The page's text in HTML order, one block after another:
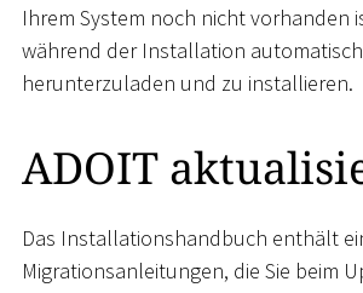
Ihrem System noch nicht vorhanden
während der Installation
herunterzuladen und zu installieren.
ADOIT
Das Installationshandbuch enthält
Migrationsanleitungen, die Sie beim